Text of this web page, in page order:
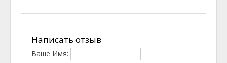
Написать отзыв
Ваше Имя: